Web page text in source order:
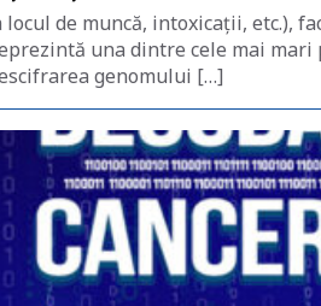
de muncă, intoxicații,
una dintre cele mai
genomului […]